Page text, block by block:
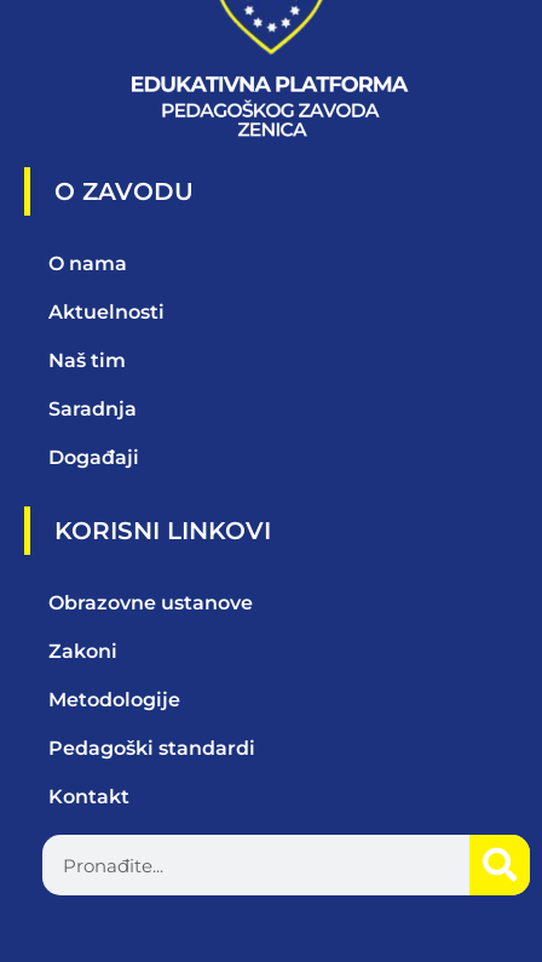
O ZAVODU
O nama
Aktuelnosti
Naš tim
Saradnja
Događaji
KORISNI LINKOVI
Obrazovne ustanove
Zakoni
Metodologije
Pedagoški standardi
Kontakt